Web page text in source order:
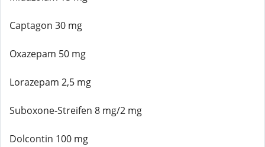
Captagon 30 mg
Oxazepam 50 mg
Lorazepam 2,5 mg
Suboxone-Streifen 8 mg/2 mg
Dolcontin 100 mg